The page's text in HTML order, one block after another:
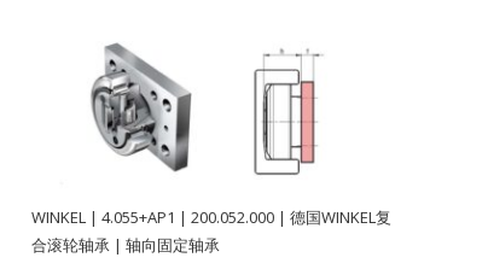
WINKEL | 4.055+AP1 | 200.052.000 | 德国WINKEL复
合滚轮轴承 | 轴向固定轴承